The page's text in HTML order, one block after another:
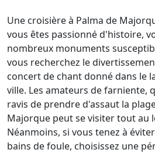
Une croisière à Palma de
vous êtes passionné d'histoire,
nombreux monuments
vous recherchez le
concert de chant donné dans le
ville. Les amateurs de farniente,
ravis de prendre d'assaut la
Majorque peut se visiter tout au
Néanmoins, si vous tenez à
bains de foule, choisissez une